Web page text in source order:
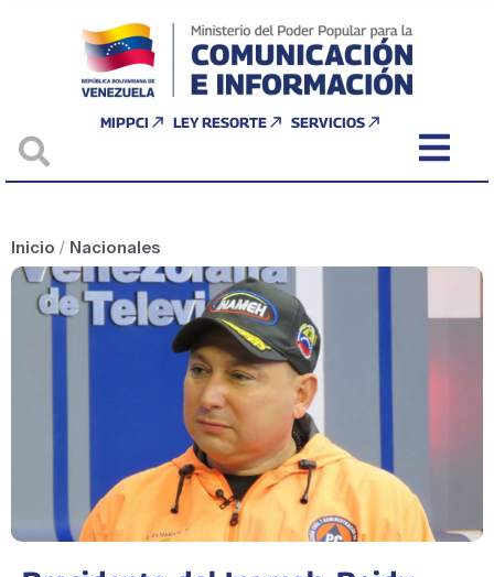
MIPPCI LEY RESORTE SERVICIOS
Inicio / Nacionales